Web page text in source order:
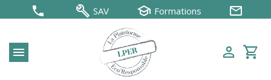
SAV Formations